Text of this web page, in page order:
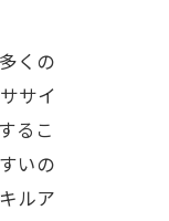
くの
サイ
るこ
いの
ルア